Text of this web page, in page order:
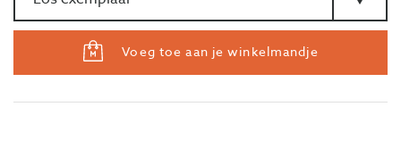
Voeg toe aan je winkelmandje